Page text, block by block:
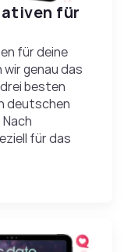
für
für deine
genau das
besten
deutschen
für das